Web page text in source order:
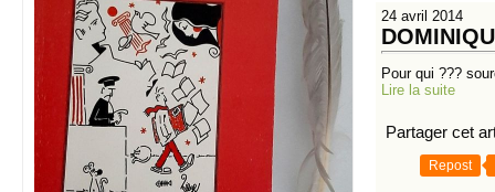
24 avril 2014
Pour qui ???
Lire la suite
Partager cet
Repost